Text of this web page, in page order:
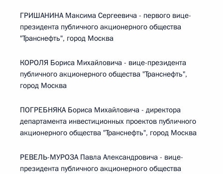
ГРИШАНИНА Максима Сергеевича - первого вице-
президента публичного акционерного общества
"Транснефть", город Москва
КОРОЛЯ Бориса Михайловича - вице-президента
публичного акционерного общества "Транснефть",
город Москва
ПОГРЕБНЯКА Бориса Михайловича - директора
департамента инвестиционных проектов публичного
акционерного общества "Транснефть", город Москва
РЕВЕЛЬ-МУРОЗА Павла Александровича - вице-
президента публичного акционерного общества